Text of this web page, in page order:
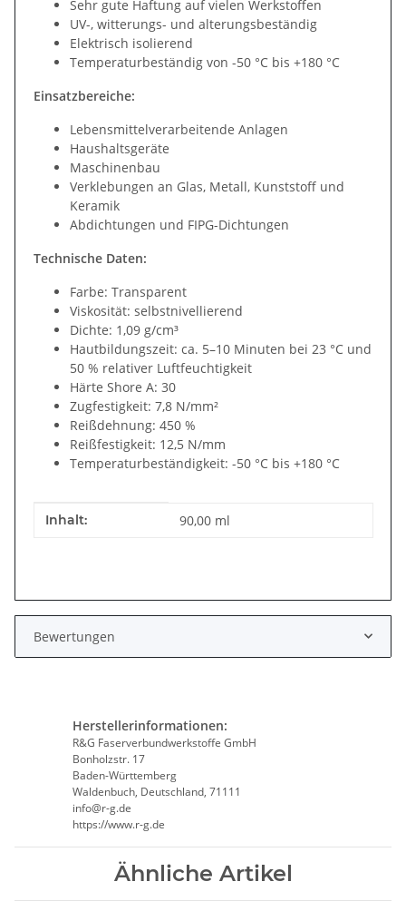
Sehr gute Haftung auf vielen Werkstoffen
UV-, witterungs- und alterungsbeständig
Elektrisch isolierend
Temperaturbeständig von -50 °C bis +180 °C
Einsatzbereiche:
Lebensmittelverarbeitende Anlagen
Haushaltsgeräte
Maschinenbau
Verklebungen an Glas, Metall, Kunststoff und
Keramik
Abdichtungen und FIPG-Dichtungen
Technische Daten:
Farbe: Transparent
Viskosität: selbstnivellierend
Dichte: 1,09 g/cm³
Hautbildungszeit: ca. 5–10 Minuten bei 23 °C und
50 % relativer Luftfeuchtigkeit
Härte Shore A: 30
Zugfestigkeit: 7,8 N/mm²
Reißdehnung: 450 %
Reißfestigkeit: 12,5 N/mm
Temperaturbeständigkeit: -50 °C bis +180 °C
Produkteigenschaft
Wert
Inhalt: 90,00 ml
Bewertungen
Herstellerinformationen:
R&G Faserverbundwerkstoffe GmbH
Bonholzstr. 17
Baden-Württemberg
Waldenbuch, Deutschland, 71111
info@r-g.de
https://www.r-g.de
Ähnliche Artikel